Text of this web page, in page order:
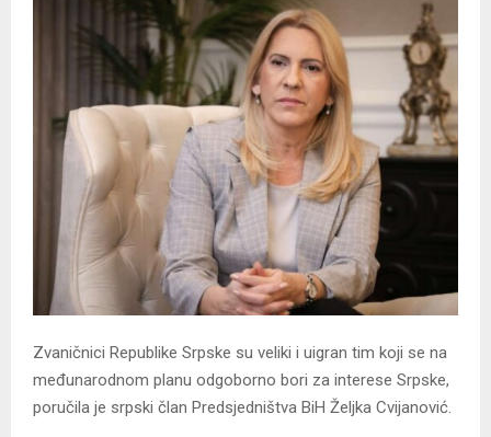
Zvaničnici Republike Srpske su veliki i uigran tim koji se na
međunarodnom planu odgoborno bori za interese Srpske,
poručila je srpski član Predsjedništva BiH Željka Cvijanović.